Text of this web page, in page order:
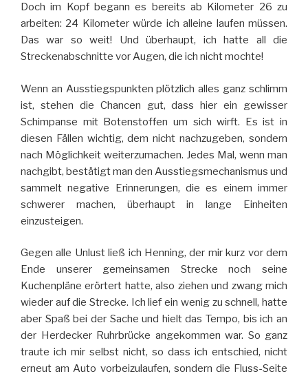
Doch im Kopf begann es bereits ab Kilometer 26 zu
arbeiten: 24 Kilometer würde ich alleine laufen müssen.
Das war so weit! Und überhaupt, ich hatte all die
Streckenabschnitte vor Augen, die ich nicht mochte!
Wenn an Ausstiegspunkten plötzlich alles ganz schlimm
ist, stehen die Chancen gut, dass hier ein gewisser
Schimpanse mit Botenstoffen um sich wirft. Es ist in
diesen Fällen wichtig, dem nicht nachzugeben, sondern
nach Möglichkeit weiterzumachen. Jedes Mal, wenn man
nachgibt, bestätigt man den Ausstiegsmechanismus und
sammelt negative Erinnerungen, die es einem immer
schwerer machen, überhaupt in lange Einheiten
einzusteigen.
Gegen alle Unlust ließ ich Henning, der mir kurz vor dem
Ende unserer gemeinsamen Strecke noch seine
Kuchenpläne erörtert hatte, also ziehen und zwang mich
wieder auf die Strecke. Ich lief ein wenig zu schnell, hatte
aber Spaß bei der Sache und hielt das Tempo, bis ich an
der Herdecker Ruhrbrücke angekommen war. So ganz
traute ich mir selbst nicht, so dass ich entschied, nicht
erneut am Auto vorbeizulaufen, sondern die Fluss-Seite